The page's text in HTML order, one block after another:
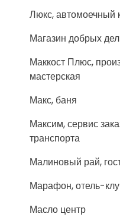
Люкс, автомоечный
Магазин добрых дел
Маккост Плюс,
мастерская
Макс, баня
Максим, сервис
транспорта
Малиновый рай,
Марафон, отель-
Масло центр